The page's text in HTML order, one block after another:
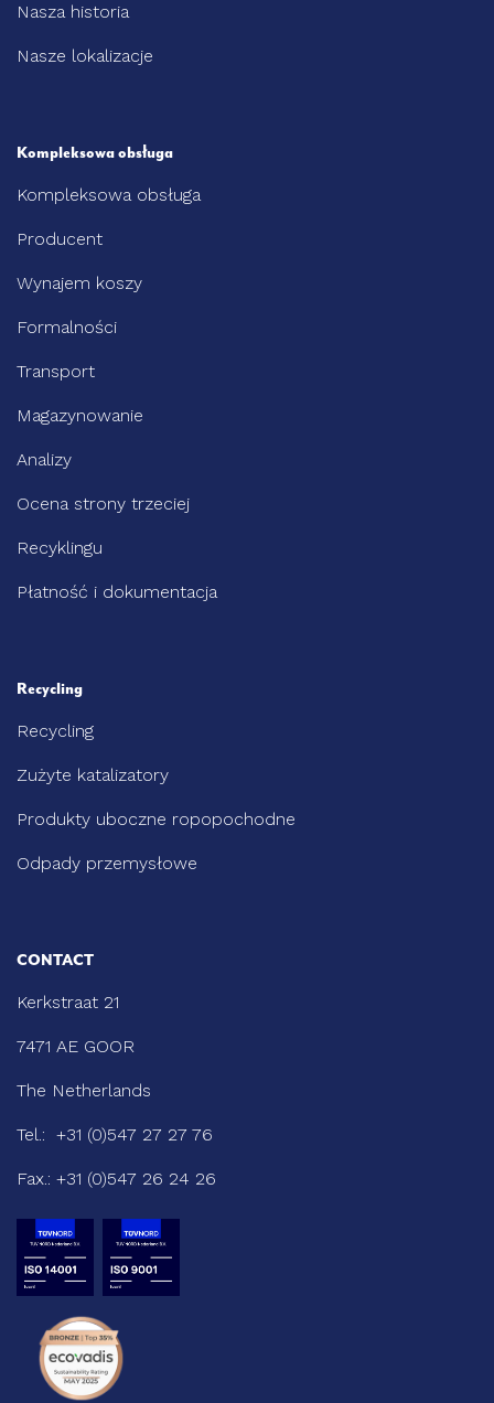
Nasza historia
Nasze lokalizacje
Kompleksowa obsługa
Kompleksowa obsługa
Producent
Wynajem koszy
Formalności
Transport
Magazynowanie
Analizy
Ocena strony trzeciej
Recyklingu
Płatność i dokumentacja
Recycling
Recycling
Zużyte katalizatory
Produkty uboczne ropopochodne
Odpady przemysłowe
CONTACT
Kerkstraat 21
7471 AE GOOR
The Netherlands
Tel.: +31 (0)547 27 27 76
Fax.: +31 (0)547 26 24 26